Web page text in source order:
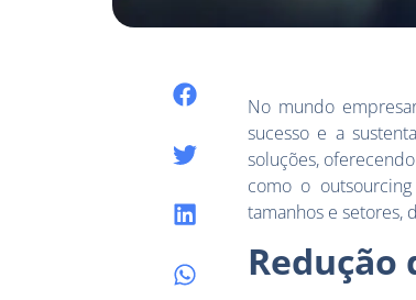
No mundo
sucesso e a
soluções,
como o
tamanhos e setores,
Redução